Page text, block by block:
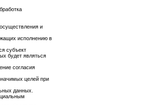
и
исполнению в
субъект
будет являться
согласия
целей при
данных.